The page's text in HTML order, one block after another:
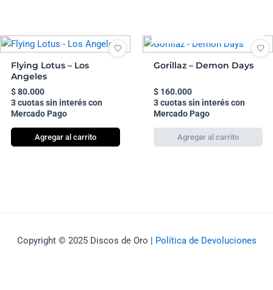
Flying Lotus – Los
Angeles
$80.000
3 cuotas sin interés con
Mercado Pago
Agregar al carrito
Gorillaz – Demon Days
$160.000
3 cuotas sin interés con
Mercado Pago
Copyright © 2025 Discos de Oro | Política de Devoluciones